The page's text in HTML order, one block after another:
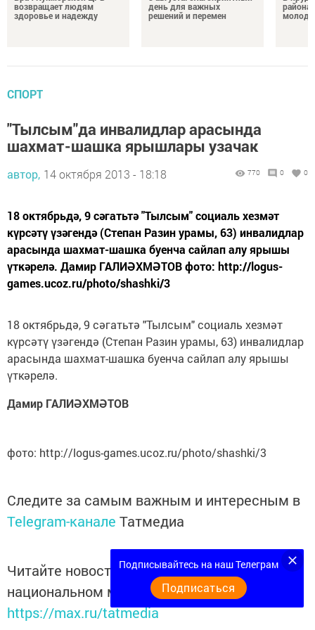
возвращает людям
здоровье и надежду
день для важных
решений и перемен
района
СПОРТ
"Тылсым"да инвалидлар арасында
шахмат-шашка ярышлары узачак
автор, 14 октября 2013 - 18:18 770 0 0
18 октябрьдә, 9 сәгатьтә "Тылсым" социаль хезмәт
күрсәтү үзәгендә (Степан Разин урамы, 63) инвалидлар
арасында шахмат-шашка буенча сайлап алу ярышы
үткәрелә. Дамир ГАЛИӘХМӘТОВ фото: http://logus-
games.ucoz.ru/photo/shashki/3
18 октябрьдә, 9 сәгатьтә "Тылсым" социаль хезмәт
күрсәтү үзәгендә (Степан Разин урамы, 63) инвалидлар
арасында шахмат-шашка буенча сайлап алу ярышы
үткәрелә.
Дамир ГАЛИӘХМӘТОВ
фото: http://logus-games.ucoz.ru/photo/shashki/3
Следите за самым важным и интересным в
Telegram-канале Татмедиа
Читайте новости Татарстана в
национальном мессенджере MАХ:
https://max.ru/tatmedia
Подписывайтесь на наш Телеграм
Подписаться